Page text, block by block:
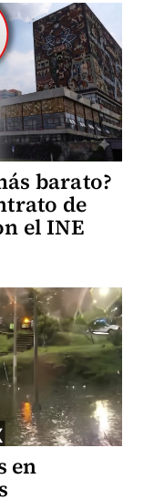
barato?
de
el INE
en